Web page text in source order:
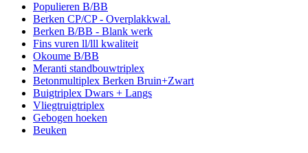
Populieren B/BB
Berken CP/CP - Overplakkwal.
Berken B/BB - Blank werk
Fins vuren ll/lll kwaliteit
Okoume B/BB
Meranti standbouwtriplex
Betonmultiplex Berken Bruin+Zwart
Buigtriplex Dwars + Langs
Vliegtruigtriplex
Gebogen hoeken
Beuken